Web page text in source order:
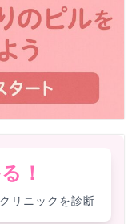
！
リニックを診断